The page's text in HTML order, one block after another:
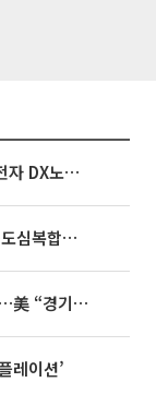
3445억 자사주 지급 마쳤는데...삼성전자 DX노조, 뒤늦은 '떼쓰기 집회'
영끌 '주택공급' 대책 임박⋯비아파트·도심복합까지 총동원
이란, 미국에 호르무즈 합의 조건 제시…美 “경기 아직 안 끝나” [종합]
레이션’